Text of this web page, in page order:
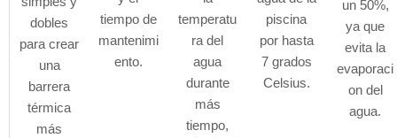
dobles
para crear
una
barrera
térmica
más
tiempo de
mantenimi
ento.
temperatu
ra del
agua
durante
más
tiempo,
piscina
por hasta
7 grados
Celsius.
un 50%,
ya que
evita la
evaporaci
on del
agua.